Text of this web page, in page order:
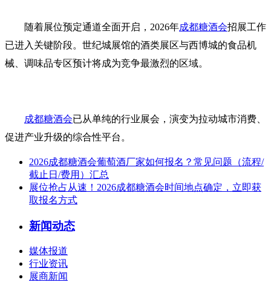
随着展位预定通道全面开启，2026年成都糖酒会招展工作
已进入关键阶段。世纪城展馆的酒类展区与西博城的食品机
械、调味品专区预计将成为竞争最激烈的区域。
成都糖酒会已从单纯的行业展会，演变为拉动城市消费、
促进产业升级的综合性平台。
2026成都糖酒会葡萄酒厂家如何报名？常见问题（流程/
截止日/费用）汇总
展位抢占从速！2026成都糖酒会时间地点确定，立即获
取报名方式
新闻动态
媒体报道
行业资讯
展商新闻